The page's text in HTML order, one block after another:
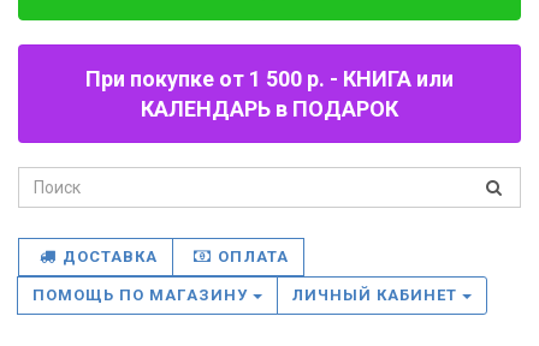
При покупке от 1 500 р. - КНИГА или
КАЛЕНДАРЬ в ПОДАРОК
ДОСТАВКА ОПЛАТА
ПОМОЩЬ ПО МАГАЗИНУ ЛИЧНЫЙ КАБИНЕТ